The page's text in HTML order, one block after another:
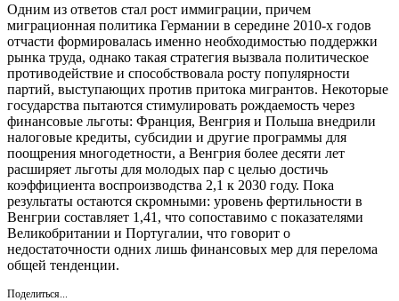
Одним из ответов стал рост иммиграции, причем
миграционная политика Германии в середине 2010-х годов
отчасти формировалась именно необходимостью поддержки
рынка труда, однако такая стратегия вызвала политическое
противодействие и способствовала росту популярности
партий, выступающих против притока мигрантов. Некоторые
государства пытаются стимулировать рождаемость через
финансовые льготы: Франция, Венгрия и Польша внедрили
налоговые кредиты, субсидии и другие программы для
поощрения многодетности, а Венгрия более десяти лет
расширяет льготы для молодых пар с целью достичь
коэффициента воспроизводства 2,1 к 2030 году. Пока
результаты остаются скромными: уровень фертильности в
Венгрии составляет 1,41, что сопоставимо с показателями
Великобритании и Португалии, что говорит о
недостаточности одних лишь финансовых мер для перелома
общей тенденции.
Поделиться...